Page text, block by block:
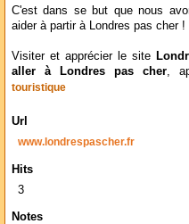
C'est dans se but que nous
aider à partir à Londres pas cher !
Visiter et apprécier le site
aller à Londres pas cher,
touristique
Url
www.londrespascher.fr
Hits
3
Notes